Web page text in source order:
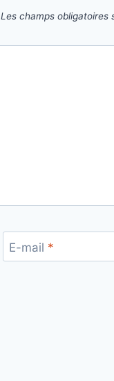
Les champs obligatoires
E-mail *